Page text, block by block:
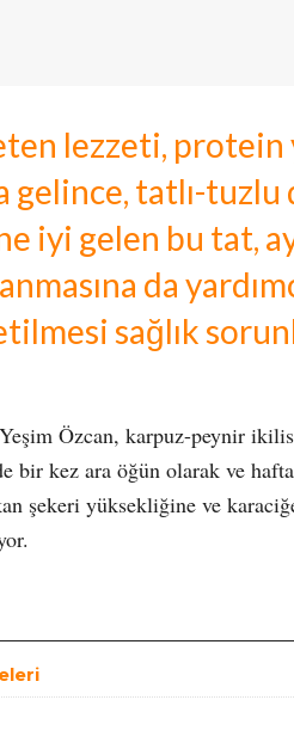
lezzeti, protein
gelince, tatlı-
iyi gelen bu tat,
da
sağlık
Özcan, karpuz-peynir
bir kez ara öğün olarak ve
şekeri yüksekliğine ve